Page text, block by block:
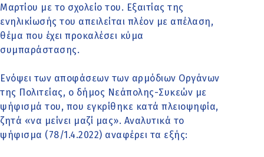
Μαρτίου με το σχολείο του. Εξαιτίας της
ενηλικίωσής του απειλείται πλέον με απέλαση,
θέμα που έχει προκαλέσει κύμα
συμπαράστασης.
Ενόψει των αποφάσεων των αρμόδιων Οργάνων
της Πολιτείας, ο δήμος Νεάπολης-Συκεών με
ψήφισμά του, που εγκρίθηκε κατά πλειοψηφία,
ζητά «να μείνει μαζί μας». Αναλυτικά το
ψήφισμα (78/1.4.2022) αναφέρει τα εξής: